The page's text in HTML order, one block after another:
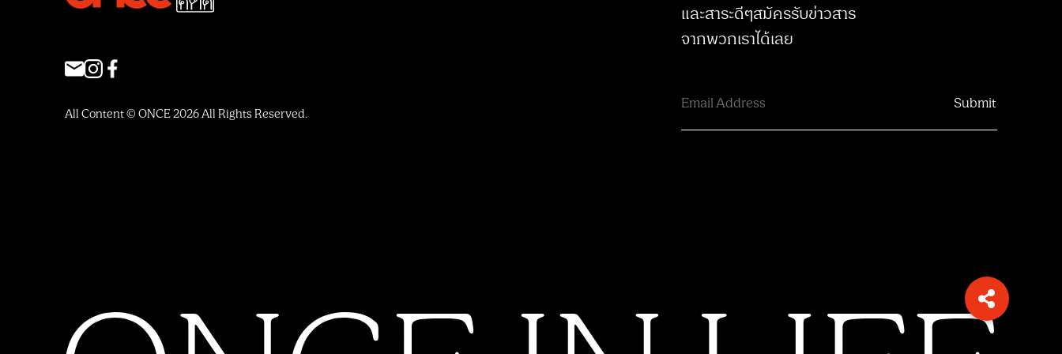
All Content © ONCE 2026 All Rights Reserved.
และสาระดีๆสมัครรับข่าวสาร
จากพวกเราได้เลย